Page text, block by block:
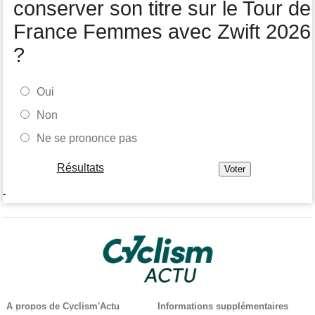
conserver son titre sur le Tour de
France Femmes avec Zwift 2026
?
Oui
Non
Ne se prononce pas
Résultats
-
A propos de Cyclism'Actu Informations supplémentaires